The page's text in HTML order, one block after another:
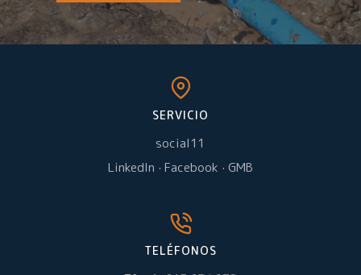
SERVICIO
social11
LinkedIn · Facebook · GMB
TELÉFONOS